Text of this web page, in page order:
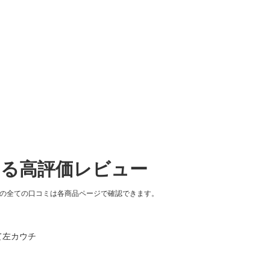
高評価レビュー
ての口コミは各商品ページで確認できます。
カウチ